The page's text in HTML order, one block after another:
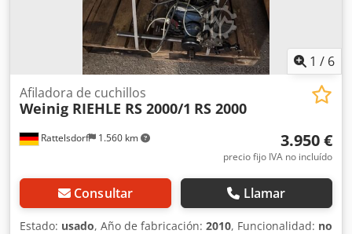
1 / 6
Rattelsdorf 1.560 km
Afiladora de cuchillos
Weinig RIEHLE RS 2000/1 RS 2000
3.950 €
precio fijo IVA no incluído
Consultar Llamar
Estado: usado, Año de fabricación: 2010, Funcionalidad: no